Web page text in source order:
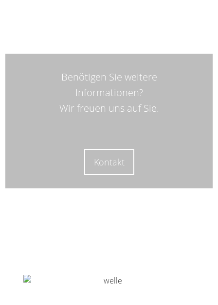
Benötigen Sie weitere
Informationen?
Wir freuen uns auf Sie.
Kontakt